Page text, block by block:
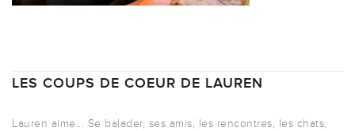
LES COUPS DE COEUR DE LAUREN
Lauren aime... Se balader, ses amis, les rencontres, les chats,